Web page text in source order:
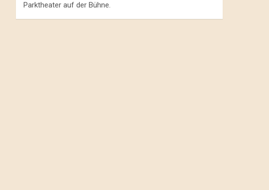
Parktheater auf der Bühne.